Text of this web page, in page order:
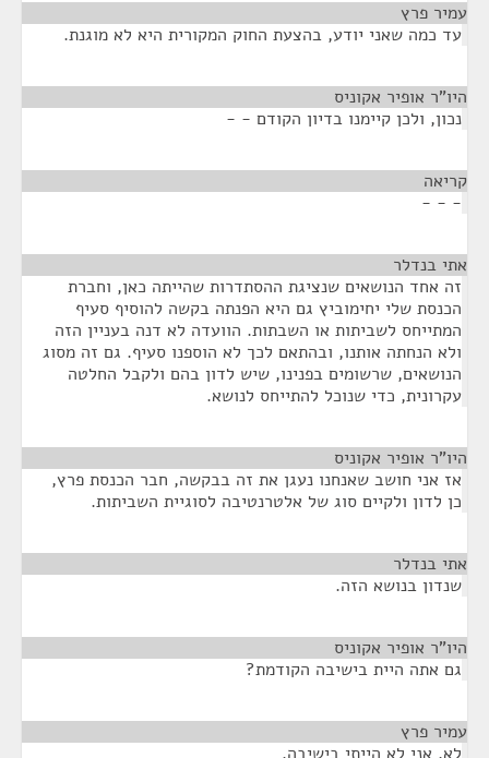
עמיר פרץ
עד כמה שאני יודע, בהצעת החוק המקורית היא לא מוגנת.
היו"ר אופיר אקוניס
נכון, ולכן קיימנו בדיון הקודם - -
קריאה
- - -
אתי בנדלר
זה אחד הנושאים שנציגת ההסתדרות שהייתה כאן, וחברת
הכנסת שלי יחימוביץ גם היא הפנתה בקשה להוסיף סעיף
המתייחס לשביתות או השבתות. הוועדה לא דנה בעניין הזה
ולא הנחתה אותנו, ובהתאם לכך לא הוספנו סעיף. גם זה מסוג
הנושאים, שרשומים בפנינו, שיש לדון בהם ולקבל החלטה
עקרונית, כדי שנוכל להתייחס לנושא.
היו"ר אופיר אקוניס
אז אני חושב שאנחנו נעגן את זה בבקשה, חבר הכנסת פרץ,
כן לדון ולקיים סוג של אלטרנטיבה לסוגיית השביתות.
אתי בנדלר
שנדון בנושא הזה.
היו"ר אופיר אקוניס
גם אתה היית בישיבה הקודמת?
עמיר פרץ